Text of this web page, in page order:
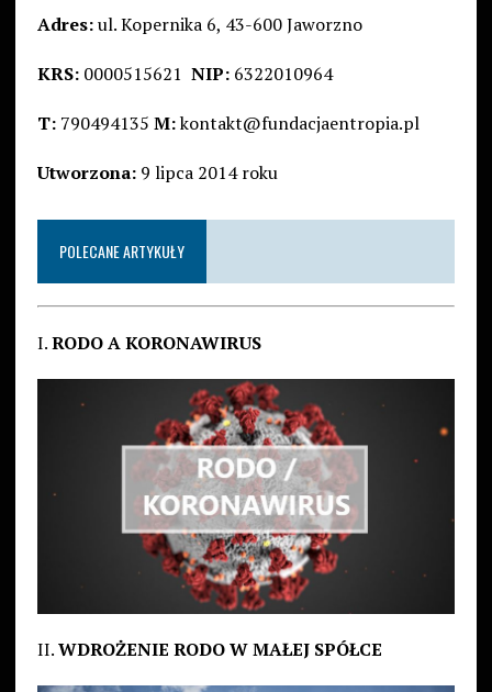
Adres:ul. Kopernika 6, 43-600 Jaworzno
KRS: 0000515621 NIP: 6322010964
T:790494135 M:kontakt@fundacjaentropia.pl
Utworzona:9 lipca 2014 roku
POLECANE ARTYKUŁY
I.RODO A KORONAWIRUS
II.WDROŻENIE RODO W MAŁEJ SPÓŁCE